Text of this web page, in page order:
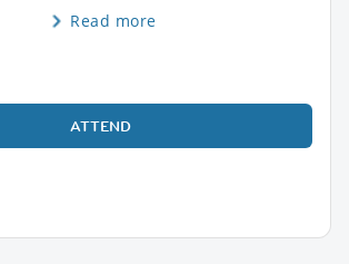
Read more
ATTEND